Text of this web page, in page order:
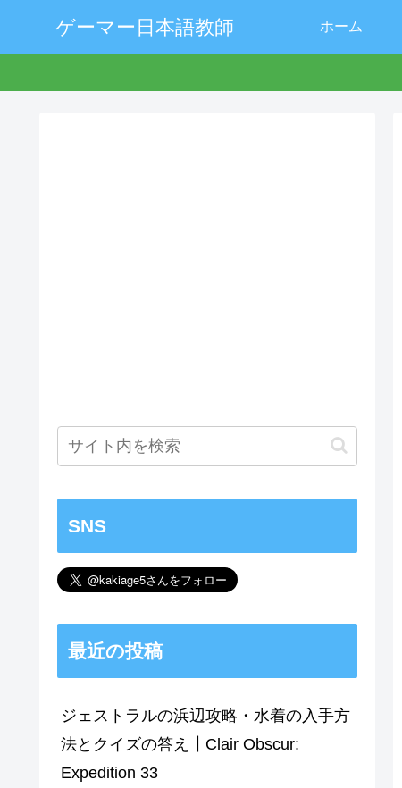
ゲーマー日本語教師 ホーム
SNS
最近の投稿
ジェストラルの浜辺攻略・水着の入手方
法とクイズの答え┃Clair Obscur:
Expedition 33